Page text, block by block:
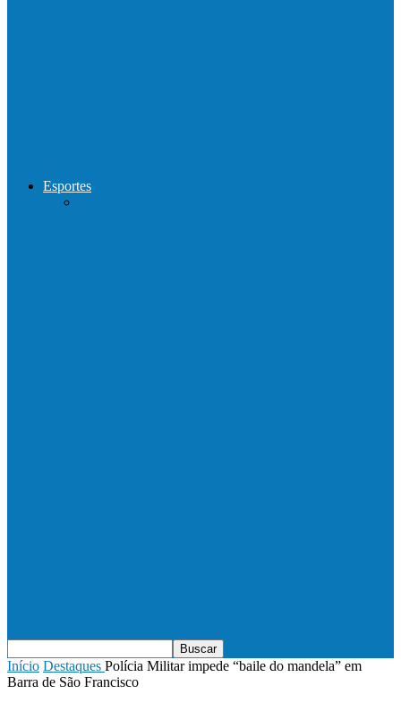
Esportes
Início Destaques Polícia Militar impede “baile do mandela” em
Barra de São Francisco